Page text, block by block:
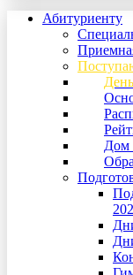
Абитуриенту
Дом